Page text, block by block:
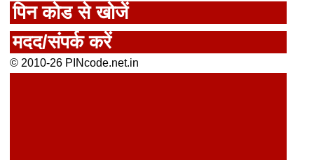
पिन कोड से खोजें
मदद/संपर्क करें
© 2010-26 PINcode.net.in